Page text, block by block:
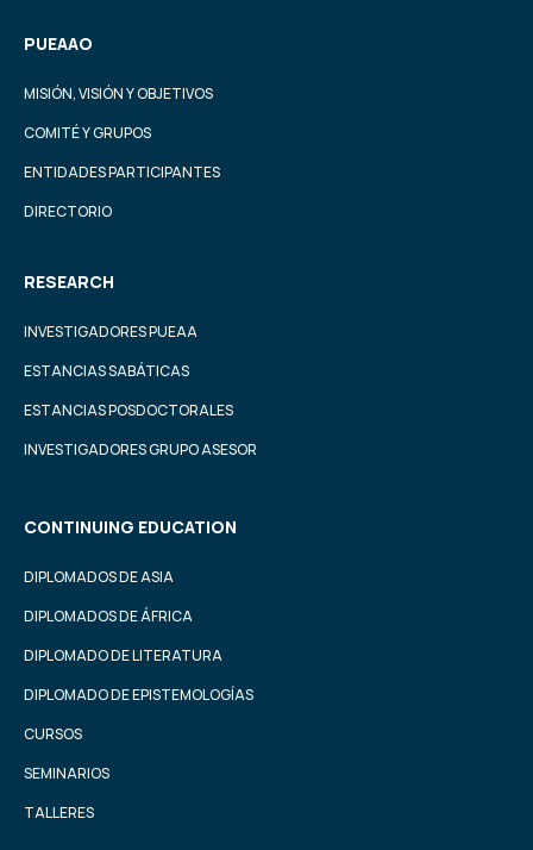
PUEAAO
MISIÓN, VISIÓN Y OBJETIVOS
COMITÉ Y GRUPOS
ENTIDADES PARTICIPANTES
DIRECTORIO
RESEARCH
INVESTIGADORES PUEAA
ESTANCIAS SABÁTICAS
ESTANCIAS POSDOCTORALES
INVESTIGADORES GRUPO ASESOR
CONTINUING EDUCATION
DIPLOMADOS DE ASIA
DIPLOMADOS DE ÁFRICA
DIPLOMADO DE LITERATURA
DIPLOMADO DE EPISTEMOLOGÍAS
CURSOS
SEMINARIOS
TALLERES